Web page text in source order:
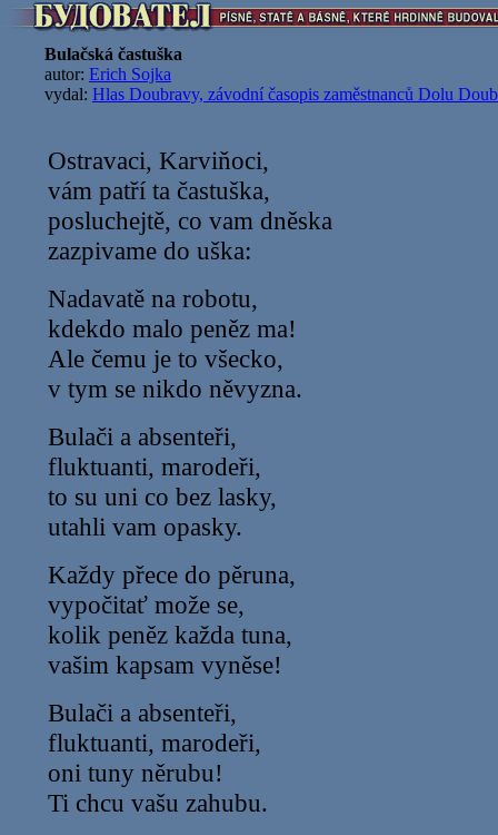
Bulačská častuška
autor: Erich Sojka
vydal: Hlas Doubravy, závodní časopis zaměstnanců Dolu
Ostravaci, Karviňoci,
vám patří ta častuška,
posluchejtě, co vam dněska
zazpivame do uška:
Nadavatě na robotu,
kdekdo malo peněz ma!
Ale čemu je to všecko,
v tym se nikdo něvyzna.
Bulači a absenteři,
fluktuanti, marodeři,
to su uni co bez lasky,
utahli vam opasky.
Každy přece do pěruna,
vypočitať može se,
kolik peněz každa tuna,
vašim kapsam vyněse!
Bulači a absenteři,
fluktuanti, marodeři,
oni tuny něrubu!
Ti chcu vašu zahubu.